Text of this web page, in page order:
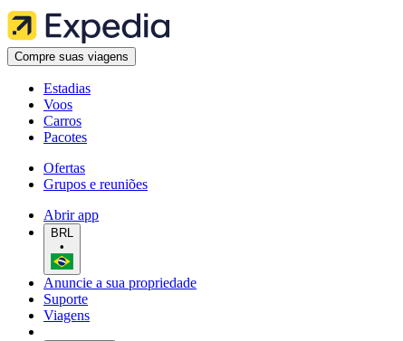
Compre suas viagens
Estadias
Voos
Carros
Pacotes
Ofertas
Grupos e reuniões
Abrir app
BRL
•
Anuncie a sua propriedade
Suporte
Viagens